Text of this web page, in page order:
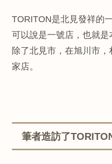
TORITON是北見發祥的
可以說是一號店，也就是
除了北見市，在旭川市
家店。
筆者造訪了